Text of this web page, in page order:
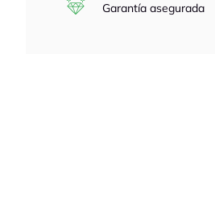
Garantía asegurada